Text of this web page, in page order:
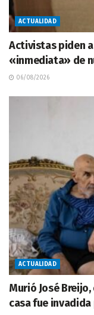
ACTUALIDAD
Activistas piden
«inmediata» de
06/08/2026
ACTUALIDAD
Murió José
casa fue invadida